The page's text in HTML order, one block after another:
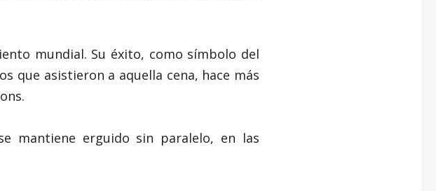
mundial. Su éxito, como símbolo del
que asistieron a aquella cena, hace más
mantiene erguido sin paralelo, en las